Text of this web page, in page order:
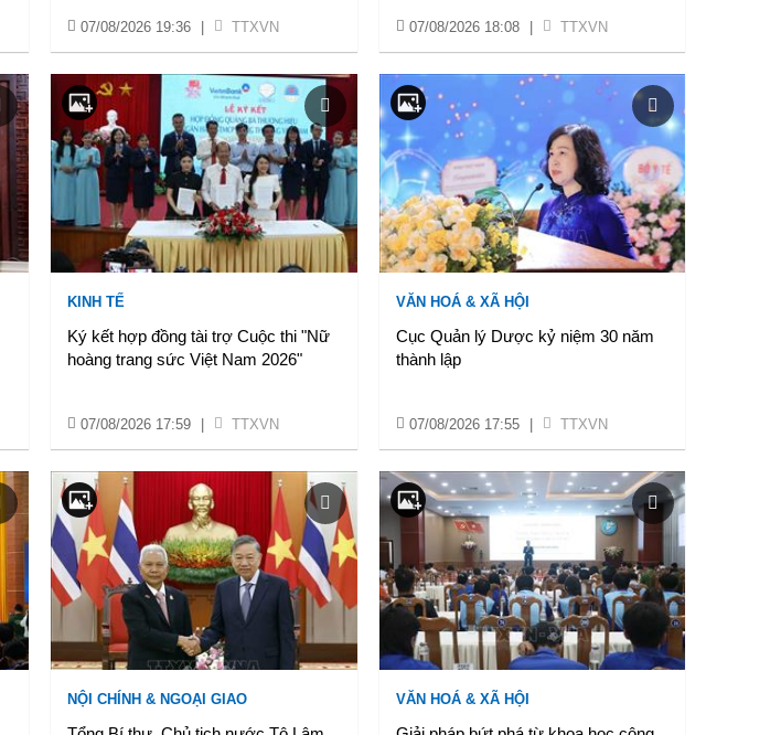
07/08/2026 19:36 TTXVN 07/08/2026 18:08 TTXVN
KINH TẾ
Ký kết hợp đồng tài trợ Cuộc thi "Nữ
hoàng trang sức Việt Nam 2026"
07/08/2026 17:59 TTXVN
VĂN HOÁ & XÃ HỘI
Cục Quản lý Dược kỷ niệm 30 năm
thành lập
07/08/2026 17:55 TTXVN
NỘI CHÍNH & NGOẠI GIAO VĂN HOÁ & XÃ HỘI